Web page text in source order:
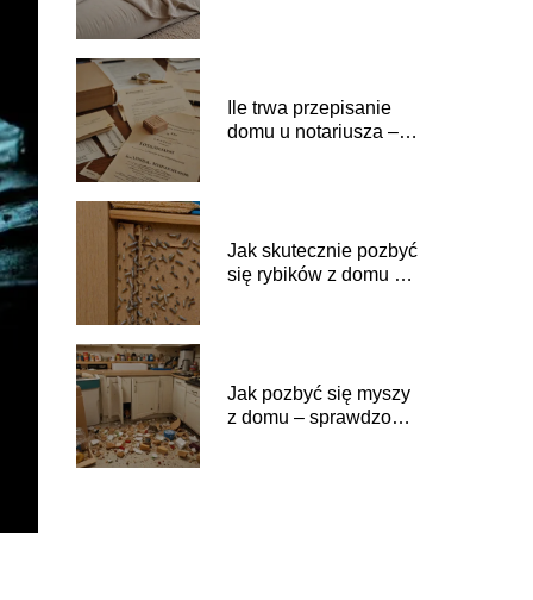
Ile trwa przepisanie
domu u notariusza –
Jak skutecznie pozbyć
się rybików z domu –
Jak pozbyć się myszy
z domu – sprawdzone